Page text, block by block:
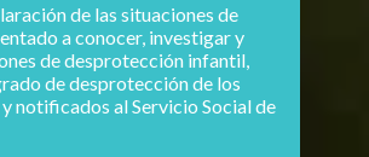
de las situaciones de
a conocer, investigar y
de desprotección infantil,
de desprotección de los
notificados al Servicio Social de